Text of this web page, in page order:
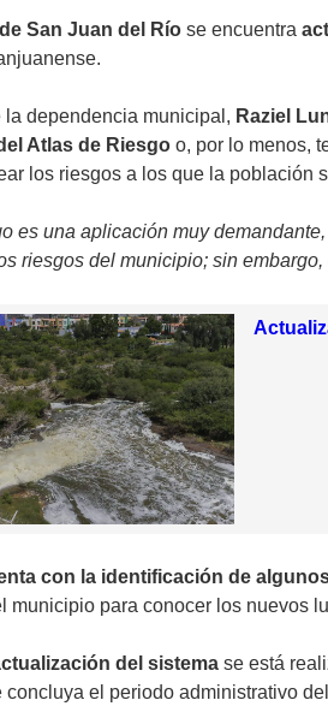
San Juan del Río se encuentra
la dependencia municipal, Raziel
Atlas de Riesgo o, por lo menos,
los riesgos a los que la población
es una aplicación muy
riesgos del municipio; sin
con la identificación de
municipio para conocer los nuevos
del sistema se está
concluya el periodo administrativo